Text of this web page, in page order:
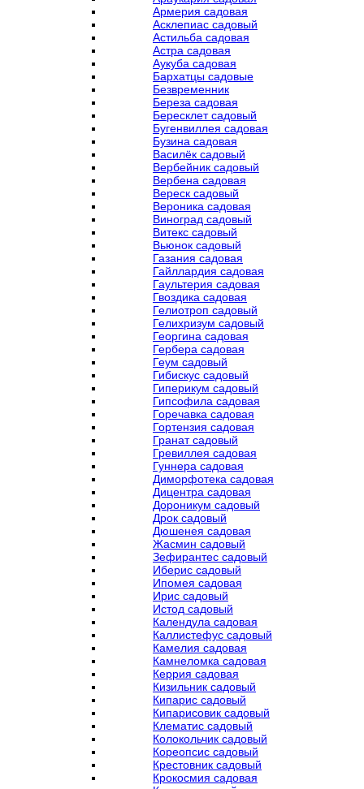
Армерия садовая
Асклепиас садовый
Астильба садовая
Астра садовая
Аукуба садовая
Бархатцы садовые
Безвременник
Береза садовая
Бересклет садовый
Бугенвиллея садовая
Бузина садовая
Василёк садовый
Вербейник садовый
Вербена садовая
Вереск садовый
Вероника садовая
Виноград садовый
Витекс садовый
Вьюнок садовый
Газания садовая
Гайллардия садовая
Гаультерия садовая
Гвоздика садовая
Гелиотроп садовый
Гелихризум садовый
Георгина садовая
Гербера садовая
Геум садовый
Гибискус садовый
Гиперикум садовый
Гипсофила садовая
Горечавка садовая
Гортензия садовая
Гранат садовый
Гревиллея садовая
Гуннера садовая
Диморфотека садовая
Дицентра садовая
Дороникум садовый
Дрок садовый
Дюшенея садовая
Жасмин садовый
Зефирантес садовый
Иберис садовый
Ипомея садовая
Ирис садовый
Истод садовый
Календула садовая
Каллистефус садовый
Камелия садовая
Камнеломка садовая
Керрия садовая
Кизильник садовый
Кипарис садовый
Кипарисовик садовый
Клематис садовый
Колокольчик садовый
Кореопсис садовый
Крестовник садовый
Крокосмия садовая